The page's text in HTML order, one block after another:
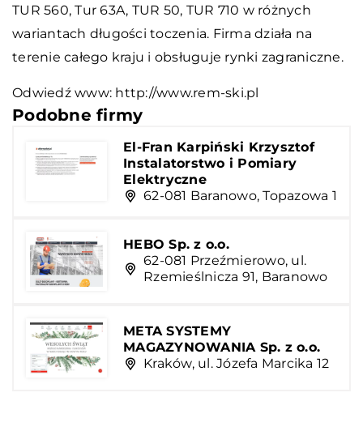
TUR 560, Tur 63A, TUR 50, TUR 710 w różnych
wariantach długości toczenia. Firma działa na
terenie całego kraju i obsługuje rynki zagraniczne.
Odwiedź www: http://www.rem-ski.pl
Podobne firmy
El-Fran Karpiński Krzysztof
Instalatorstwo i Pomiary
Elektryczne
62-081 Baranowo, Topazowa 1
HEBO Sp. z o.o.
62-081 Przeźmierowo, ul.
Rzemieślnicza 91, Baranowo
META SYSTEMY
MAGAZYNOWANIA Sp. z o.o.
Kraków, ul. Józefa Marcika 12